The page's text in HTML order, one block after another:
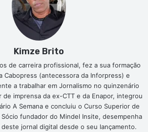
Kimze Brito
de carreira profissional, fez a sua formação
Cabopress (antecessora da Inforpress) e
a trabalhar em Jornalismo no quinzenário
de imprensa da ex-CTT e da Enapor, integrou
A Semana e concluiu o Curso Superior de
Sócio fundador do Mindel Insite, desempenha
jornal digital desde o seu lançamento.